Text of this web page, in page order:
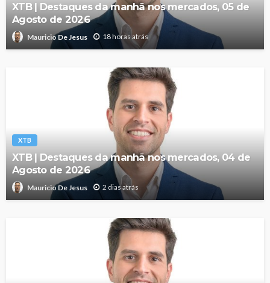
XTB | Destaques da manhã nos mercados, 05 de
Agosto de 2026
Mauricio De Jesus 18 horas atrás
XTB
XTB | Destaques da manhã nos mercados, 04 de
Agosto de 2026
Mauricio De Jesus 2 dias atrás